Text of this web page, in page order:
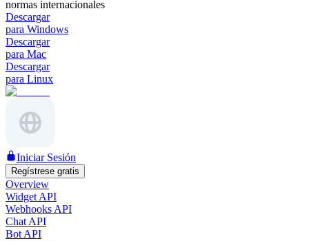
normas internacionales
Descargar
para Windows
Descargar
para Mac
Descargar
para Linux
Iniciar Sesión
Regístrese gratis
Overview
Widget API
Webhooks API
Chat API
Bot API